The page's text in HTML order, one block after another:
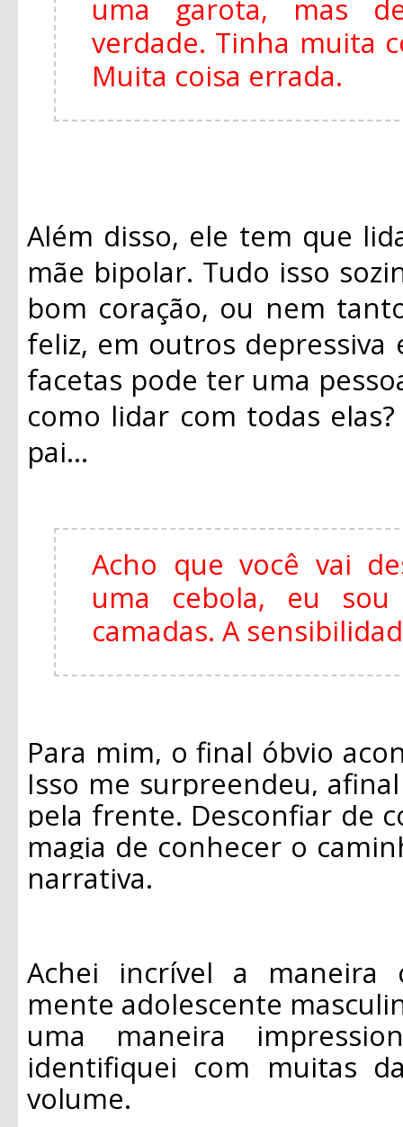
uma garota, mas
verdade. Tinha muita
Muita coisa errada.
Além disso, ele tem que
mãe bipolar. Tudo isso
bom coração, ou nem
feliz, em outros
facetas pode ter uma
como lidar com todas
pai...
Acho que você vai
uma cebola, eu
camadas. A
Para mim, o final óbvio
Isso me surpreendeu,
pela frente. Desconfiar de
magia de conhecer o
narrativa.
Achei incrível a maneira
mente adolescente
uma maneira
identifiquei com muitas
volume.